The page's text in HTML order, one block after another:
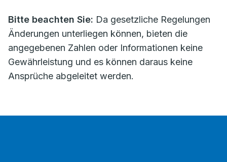
Bitte beachten Sie: Da gesetzliche Regelungen
Änderungen unterliegen können, bieten die
angegebenen Zahlen oder Informationen keine
Gewährleistung und es können daraus keine
Ansprüche abgeleitet werden.